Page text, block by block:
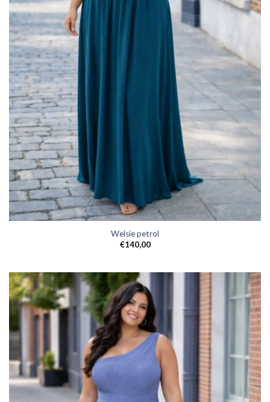
Welsie petrol
€140,00